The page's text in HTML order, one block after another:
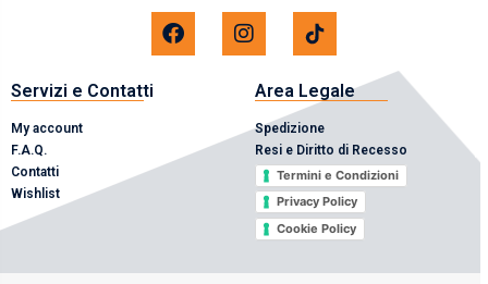
Servizi e Contatti
My account
F.A.Q.
Contatti
Wishlist
Area Legale
Spedizione
Resi e Diritto di Recesso
Termini e Condizioni
Privacy Policy
Cookie Policy